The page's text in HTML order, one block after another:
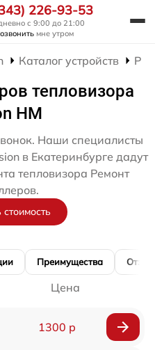
226-93-53
с 9:00 до 21:00
мне утром
Каталог устройств
тепловизора
HM
Наши специалисты
в Екатеринбурге дадут
тепловизора Ремонт
стоимость
Преимущества
Цена
1300 р